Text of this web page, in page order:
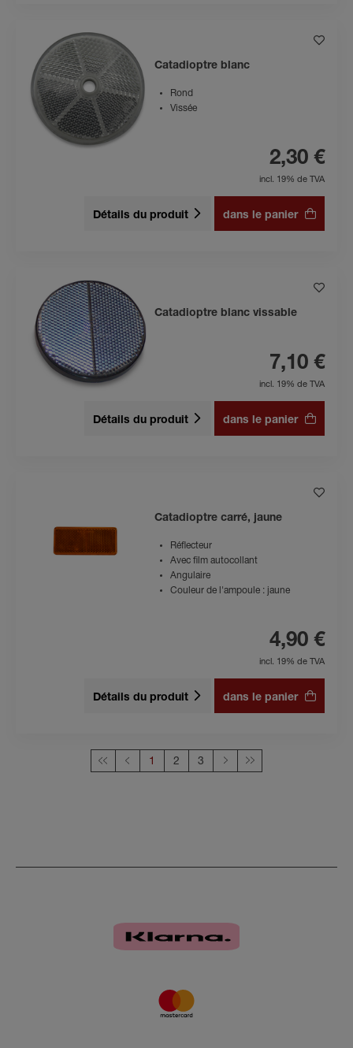
Catadioptre blanc
Rond
Vissée
2,30 €
incl. 19% de TVA
Détails du produit dans le panier
Catadioptre blanc vissable
7,10 €
incl. 19% de TVA
Détails du produit dans le panier
Catadioptre carré, jaune
Réflecteur
Avec film autocollant
Angulaire
Couleur de l'ampoule : jaune
4,90 €
incl. 19% de TVA
Détails du produit dans le panier
Cette page
1 2 3